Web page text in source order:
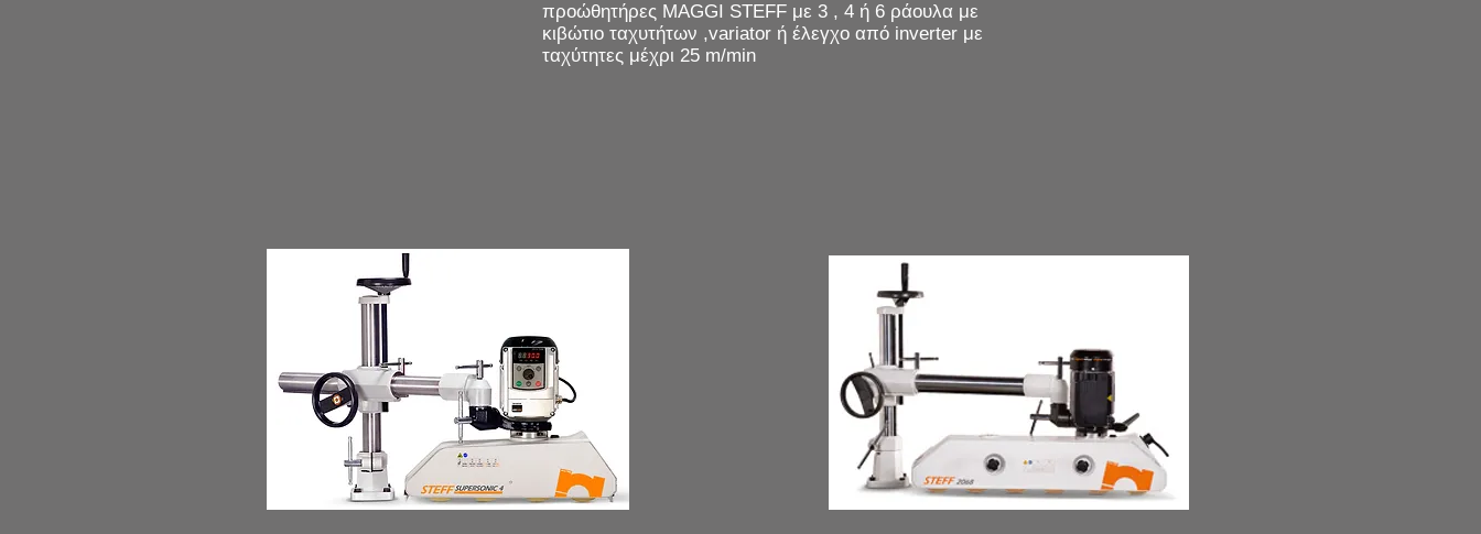
προώθητήρες MAGGI STEFF με 3 , 4 ή 6 ράουλα με
κιβώτιο ταχυτήτων ,variator ή έλεγχο από inverter με
ταχύτητες μέχρι 25 m/min